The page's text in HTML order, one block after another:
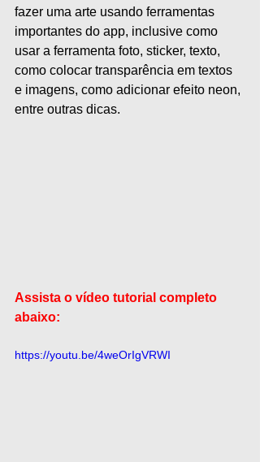
fazer uma arte usando ferramentas
importantes do app, inclusive como
usar a ferramenta foto, sticker, texto,
como colocar transparência em textos
e imagens, como adicionar efeito neon,
entre outras dicas.
Assista o vídeo tutorial completo
abaixo:
https://youtu.be/4weOrIgVRWI